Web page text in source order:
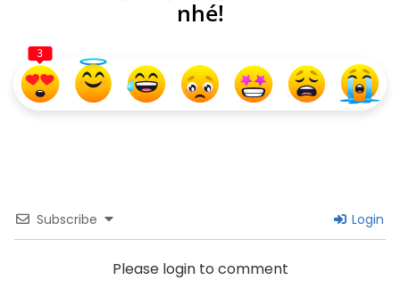
nhé!
3
Subscribe Login
Please login to comment